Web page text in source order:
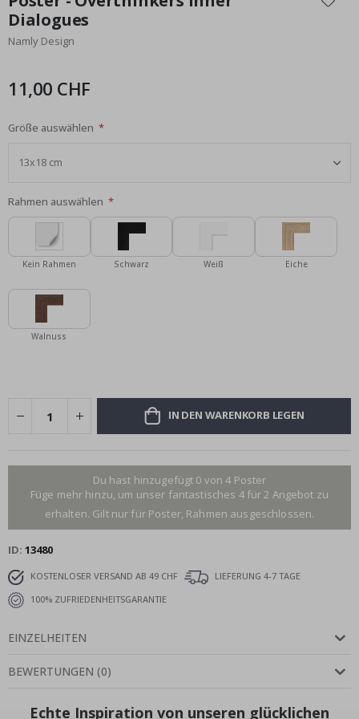
der
Bildgalerie
springen
Dialogues
Namly Design
11,00 CHF
Größe auswählen
Rahmen auswählen
Kein Rahmen Schwarz Weiß Eiche
Walnuss
IN DEN WARENKORB LEGEN
Du hast hinzugefügt 0 von 4 Poster
Füge mehr hinzu, um unser fantastisches 4 für 2 Angebot zu
erhalten. Gilt nur für Poster, Rahmen ausgeschlossen.
ID 13480
KOSTENLOSER VERSAND AB 49 CHF
LIEFERUNG 4-7 TAGE
100% ZUFRIEDENHEITSGARANTIE
EINZELHEITEN
BEWERTUNGEN (0)
Echte Inspiration von unseren glücklichen